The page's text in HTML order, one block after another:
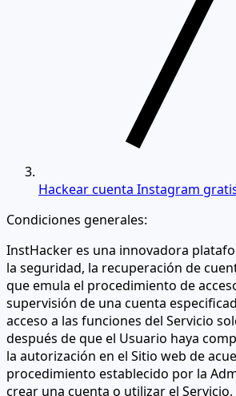
Hackear cuenta Instagram
Condiciones generales:
InstHacker es una innovadora
la seguridad, la recuperación de
que emula el procedimiento de
supervisión de una cuenta
acceso a las funciones del Servicio
después de que el Usuario haya
la autorización en el Sitio web de
procedimiento establecido por la
crear una cuenta o utilizar el